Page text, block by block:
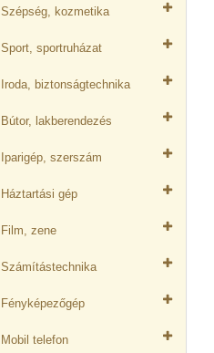
Szépség, kozmetika
Sport, sportruházat
Iroda, biztonságtechnika
Bútor, lakberendezés
Iparigép, szerszám
Háztartási gép
Film, zene
Számítástechnika
Fényképezőgép
Mobil telefon